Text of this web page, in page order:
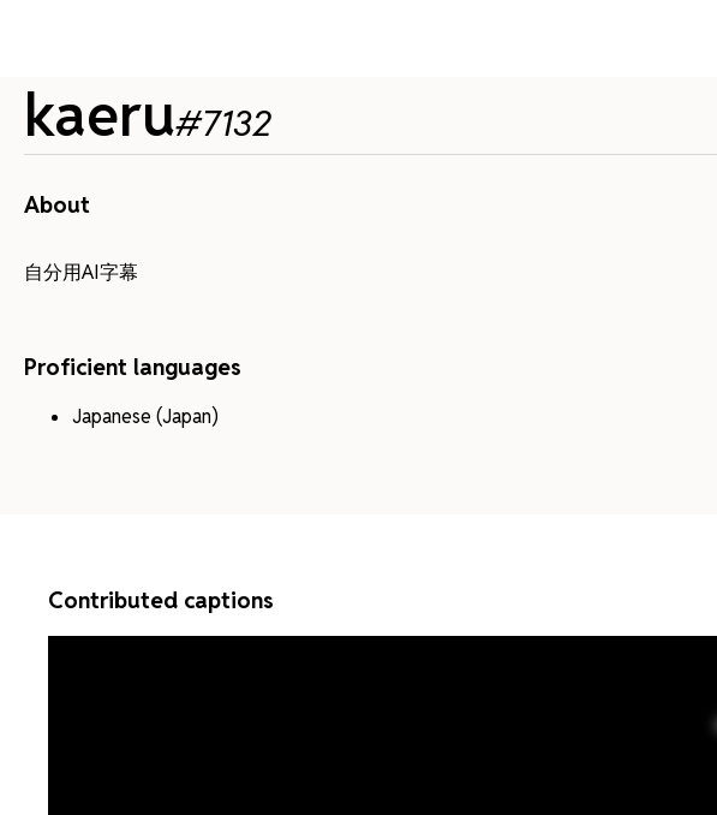
kaeru#7132
About
自分用AI字幕
Proficient languages
Japanese (Japan)
Contributed captions